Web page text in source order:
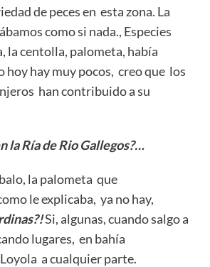
de peces en esta zona. La
como si nada., Especies
la centolla, palometa, había
hoy hay muy pocos, creo que los
han contribuido a su
la Ría de Rio Gallegos?…
la palometa que
le explicaba, ya no hay,
Si, algunas, cuando salgo a
lugares, en bahía
a cualquier parte.